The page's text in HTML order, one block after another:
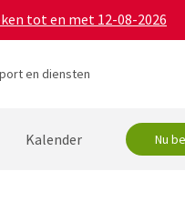
tot en met 12-08-2026
en diensten
Kalender Nu